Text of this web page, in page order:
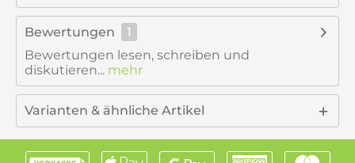
Bewertungen
1
Bewertungen lesen, schreiben und
diskutieren... mehr
Varianten & ähnliche Artikel